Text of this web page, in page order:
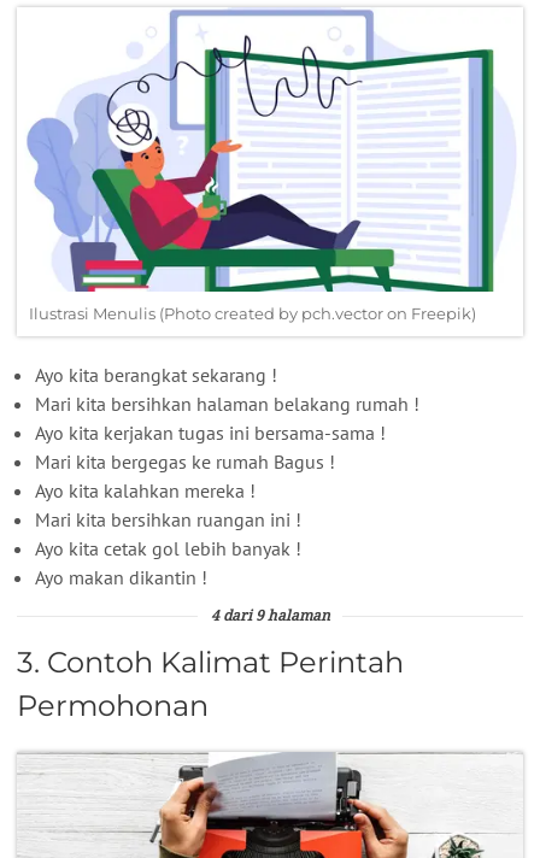
Ilustrasi Menulis (Photo created by pch.vector on Freepik)
Ayo kita berangkat sekarang !
Mari kita bersihkan halaman belakang rumah !
Ayo kita kerjakan tugas ini bersama-sama !
Mari kita bergegas ke rumah Bagus !
Ayo kita kalahkan mereka !
Mari kita bersihkan ruangan ini !
Ayo kita cetak gol lebih banyak !
Ayo makan dikantin !
4 dari 9 halaman
3. Contoh Kalimat Perintah
Permohonan